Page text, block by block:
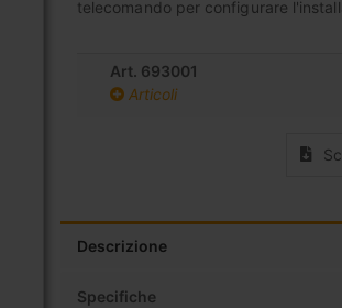
telecomando per configurare
Art. 693001
Articoli
Descrizione
Specifiche